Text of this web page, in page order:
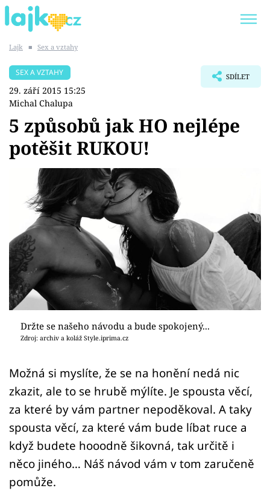
SHOPAHOLICADEL
Témata
Showbyznys
Youtubeři
Virály
Sex a vztahy
Videa
Sledujte prima+
Přihlášení
Sledujte nás
Lajk ■ Sex a vztahy
SEX A VZTAHY
29. září 2015 15:25
Michal Chalupa
SDÍLET
5 způsobů jak HO nejlépe
potěšit RUKOU!
Držte se našeho návodu a bude spokojený...
Zdroj: archiv a koláž Style.iprima.cz
Možná si myslíte, že se na honění nedá nic
zkazit, ale to se hrubě mýlíte. Je spousta věcí,
za které by vám partner nepoděkoval. A taky
spousta věcí, za které vám bude líbat ruce a
když budete hooodně šikovná, tak určitě i
něco jiného… Náš návod vám v tom zaručeně
pomůže.